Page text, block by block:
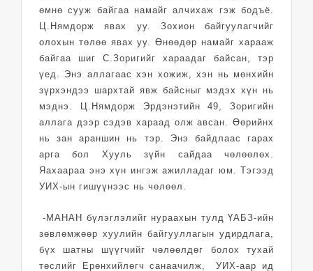
өмнө сууж байгаа намайг алчихаж гэж бодъё.
Ц.Нямдорж явах уу. Зохион байгуулагчийг
олохын төлөө явах уу. Өнөөдөр намайг харааж
байгаа шиг С.Зоригийг хараадаг байсан, тэр
үед. Энэ аллагаас хэн хожиж, хэн нь мөнхийн
зүрхэндээ шархтай явж байсныг мэдэх хүн нь
мэднэ. Ц.Нямдорж Эрдэнэтийн 49, Зоригийн
аллага дээр сэдэв хараад олж авсан. Өөрийнх
нь зан араншин нь тэр. Энэ байдлаас гарах
арга бол Хууль зүйн сайдаа чөлөөлөх.
Яахаараа энэ хүн ингэж ажилладаг юм. Тэгээд
УИХ-ын гишүүнээс нь чөлөөл.
-МАНАН бүлэглэлийг нураахын тулд ҮАБЗ-ийн
зөвлөмжөөр хуулийн байгууллагын удирдлага,
бүх шатны шүүгчийг чөлөөлдөг болох тухай
төслийг Ерөнхийлөгч санаачилж, УИХ-аар ид